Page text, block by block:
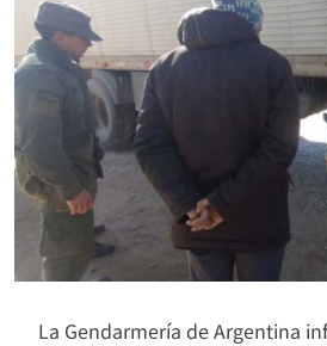
La Gendarmería de Argentina